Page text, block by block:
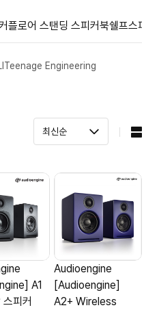
플로어 스탠딩 스피커북쉘프스피커
Teenage Engineering
A1
스피커
Audioengine
[Audioengine]
A2+ Wireless